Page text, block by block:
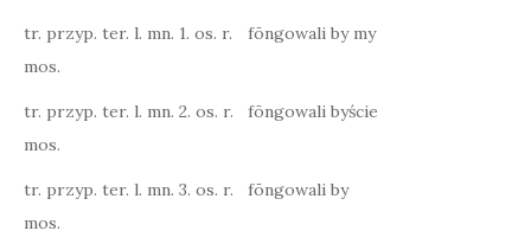
tr. przyp. ter. l. mn. 1. os. r.
mos.
fōngowali by my
tr. przyp. ter. l. mn. 2. os. r.
mos.
fōngowali byście
tr. przyp. ter. l. mn. 3. os. r.
mos.
fōngowali by